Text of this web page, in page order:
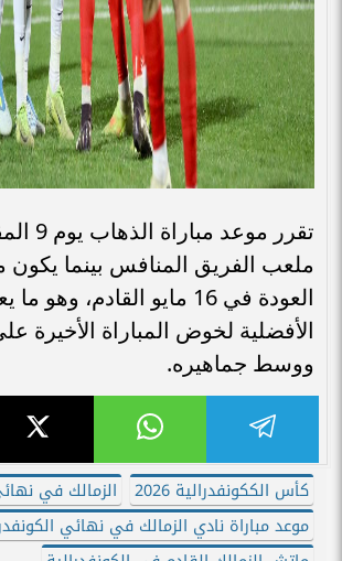
تقرر
ملعب الفريق المنافس بينما يكون
العودة في 16 مايو القادم،
الأفضلية لخوض المباراة الأخيرة
ووسط جماهيره.
كأس الككونفدرالية 2026
الزمالك في
موعد مباراة نادي الزمالك في نهائي